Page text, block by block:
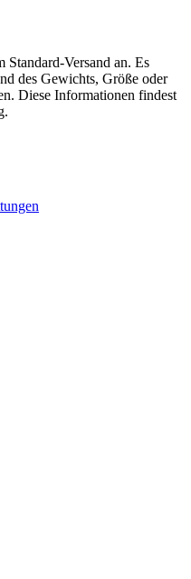
Versand an. Es
des Gewichts, Größe oder
Diese Informationen findest